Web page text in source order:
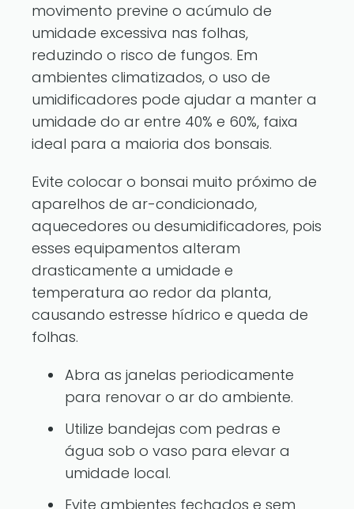
movimento previne o acúmulo de
umidade excessiva nas folhas,
reduzindo o risco de fungos. Em
ambientes climatizados, o uso de
umidificadores pode ajudar a manter a
umidade do ar entre 40% e 60%, faixa
ideal para a maioria dos bonsais.
Evite colocar o bonsai muito próximo de
aparelhos de ar-condicionado,
aquecedores ou desumidificadores, pois
esses equipamentos alteram
drasticamente a umidade e
temperatura ao redor da planta,
causando estresse hídrico e queda de
folhas.
Abra as janelas periodicamente
para renovar o ar do ambiente.
Utilize bandejas com pedras e
água sob o vaso para elevar a
umidade local.
Evite ambientes fechados e sem